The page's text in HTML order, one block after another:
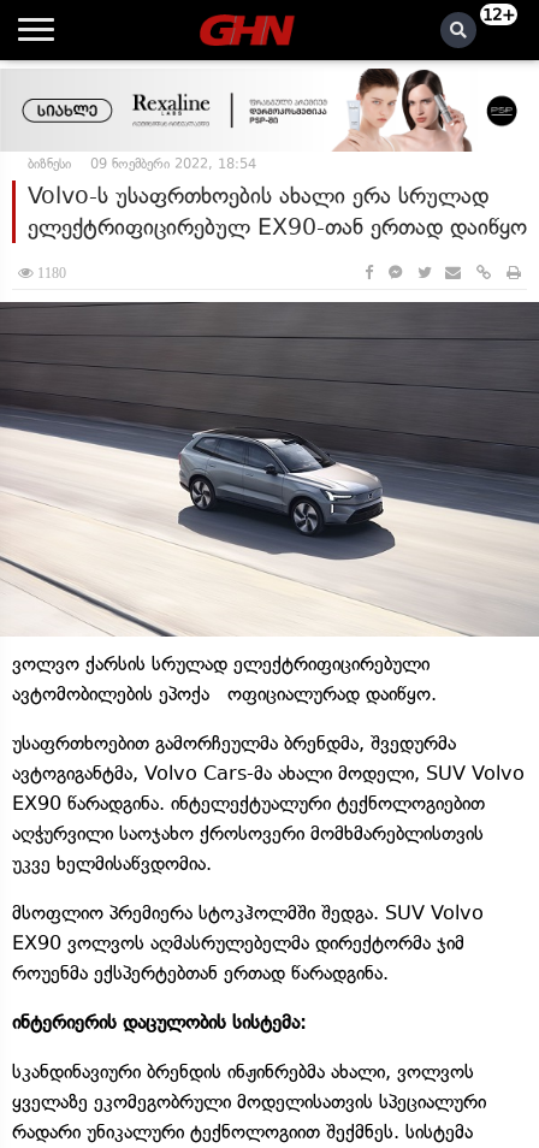
12+
ბიზნესი 09 ნოემბერი 2022, 18:54
Volvo-ს უსაფრთხოების ახალი ერა სრულად
ელექტრიფიცირებულ EX90-თან ერთად დაიწყო
1180
ვოლვო ქარსის სრულად ელექტრიფიცირებული
ავტომობილების ეპოქა ოფიციალურად დაიწყო.
უსაფრთხოებით გამორჩეულმა ბრენდმა, შვედურმა
ავტოგიგანტმა, Volvo Cars-მა ახალი მოდელი, SUV Volvo
EX90 წარადგინა. ინტელექტუალური ტექნოლოგიებით
აღჭურვილი საოჯახო ქროსოვერი მომხმარებლისთვის
უკვე ხელმისაწვდომია.
მსოფლიო პრემიერა სტოკჰოლმში შედგა. SUV Volvo
EX90 ვოლვოს აღმასრულებელმა დირექტორმა ჯიმ
როუენმა ექსპერტებთან ერთად წარადგინა.
ინტერიერის დაცულობის სისტემა:
სკანდინავიური ბრენდის ინჟინრებმა ახალი, ვოლვოს
ყველაზე ეკომეგობრული მოდელისათვის სპეციალური
რადარი უნიკალური ტექნოლოგიით შექმნეს. სისტემა